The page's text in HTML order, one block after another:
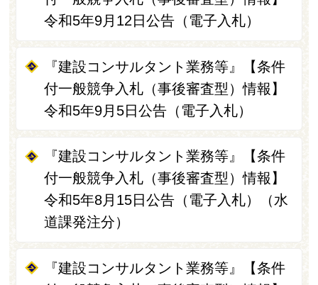
令和5年9月12日公告（電子入札）
『建設コンサルタント業務等』【条件
付一般競争入札（事後審査型）情報】
令和5年9月5日公告（電子入札）
『建設コンサルタント業務等』【条件
付一般競争入札（事後審査型）情報】
令和5年8月15日公告（電子入札）（水
道課発注分）
『建設コンサルタント業務等』【条件